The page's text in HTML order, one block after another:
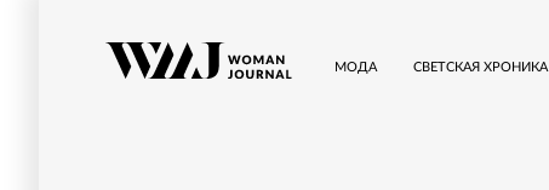
МОДА СВЕТСКАЯ ХРОНИКА